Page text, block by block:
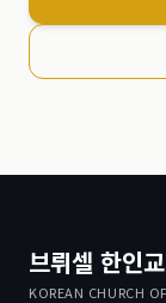
브뤼셀 한인
KOREAN CHURCH